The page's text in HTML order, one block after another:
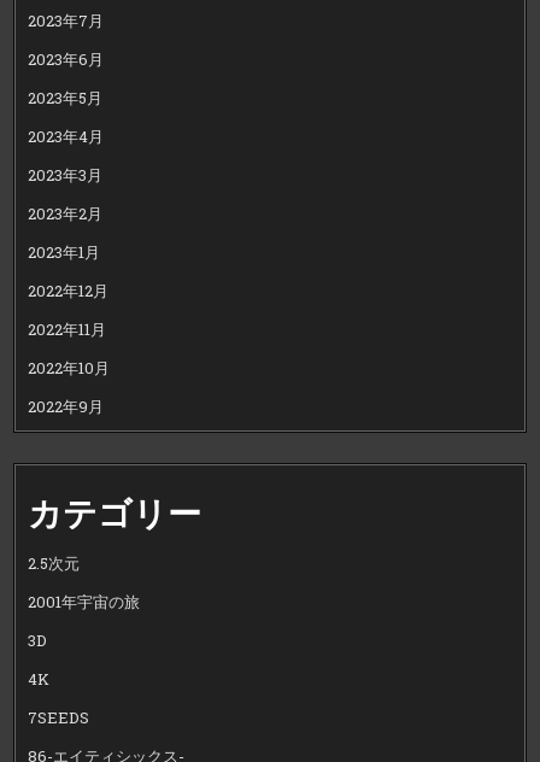
2023年7月
2023年6月
2023年5月
2023年4月
2023年3月
2023年2月
2023年1月
2022年12月
2022年11月
2022年10月
2022年9月
カテゴリー
2.5次元
2001年宇宙の旅
3D
4K
7SEEDS
86-エイティシックス-